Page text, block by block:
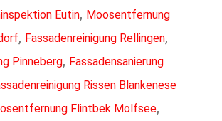
Eutin, Moosentfernung
, Fassadenreinigung Rellingen,
Pinneberg, Fassadensanierung
Rissen Blankenese
Flintbek Molfsee,